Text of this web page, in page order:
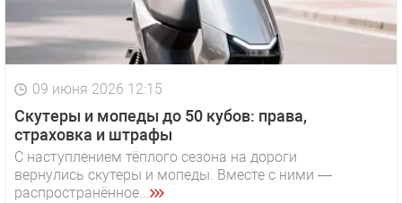
09 июня 2026 12:15
Скутеры и мопеды до 50 кубов: права,
страховка и штрафы
С наступлением тёплого сезона на дороги
вернулись скутеры и мопеды. Вместе с ними —
распространённое...